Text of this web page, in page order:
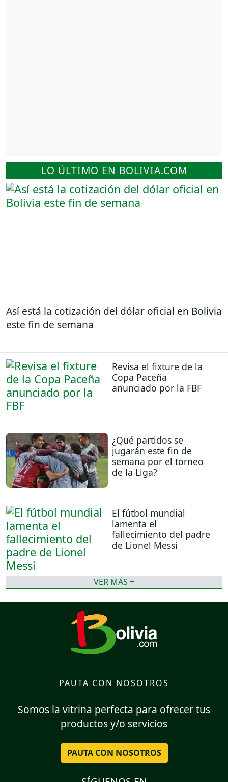
LO ÚLTIMO EN BOLIVIA.COM
Así está la cotización del dólar oficial en Bolivia
este fin de semana
Revisa el fixture de la
Copa Paceña
anunciado por la FBF
¿Qué partidos se
jugarán este fin de
semana por el torneo
de la Liga?
El fútbol mundial
lamenta el
fallecimiento del padre
de Lionel Messi
VER MÁS +
PAUTA CON NOSOTROS
Somos la vitrina perfecta para ofrecer tus
productos y/o servicios
PAUTA CON NOSOTROS